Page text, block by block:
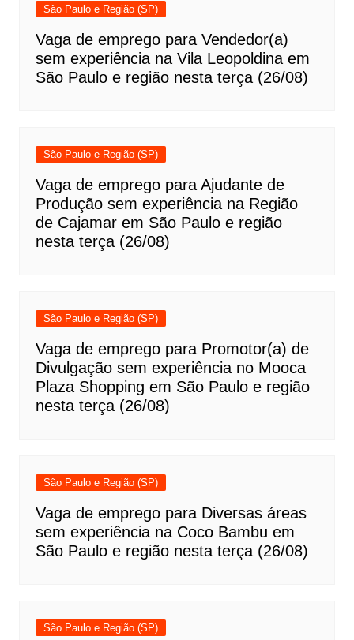
São Paulo e Região (SP)
Vaga de emprego para Vendedor(a)
sem experiência na Vila Leopoldina em
São Paulo e região nesta terça (26/08)
São Paulo e Região (SP)
Vaga de emprego para Ajudante de
Produção sem experiência na Região
de Cajamar em São Paulo e região
nesta terça (26/08)
São Paulo e Região (SP)
Vaga de emprego para Promotor(a) de
Divulgação sem experiência no Mooca
Plaza Shopping em São Paulo e região
nesta terça (26/08)
São Paulo e Região (SP)
Vaga de emprego para Diversas áreas
sem experiência na Coco Bambu em
São Paulo e região nesta terça (26/08)
São Paulo e Região (SP)